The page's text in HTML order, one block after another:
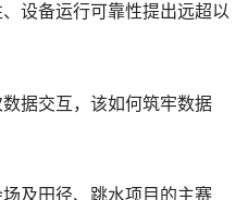
设备运行可靠性提出远超以
据交互，该如何筑牢数据
及田径、跳水项目的主赛